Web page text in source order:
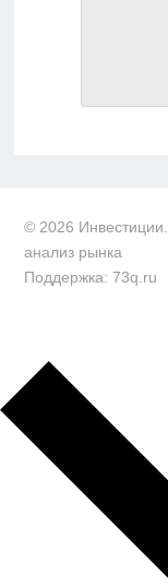
© 2026
анализ рынка
Поддержка: 73q.ru